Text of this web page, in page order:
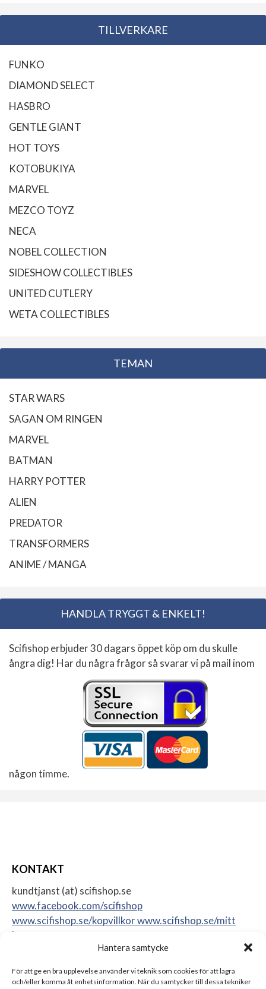
Hantera samtycke
För att ge en bra upplevelse använder vi teknik som cookies för att lagra
och/eller komma åt enhetsinformation. När du samtycker till dessa tekniker
TILLVERKARE
FUNKO
DIAMOND SELECT
HASBRO
GENTLE GIANT
HOT TOYS
KOTOBUKIYA
MARVEL
MEZCO TOYZ
NECA
NOBEL COLLECTION
SIDESHOW COLLECTIBLES
UNITED CUTLERY
WETA COLLECTIBLES
TEMAN
STAR WARS
SAGAN OM RINGEN
MARVEL
BATMAN
HARRY POTTER
ALIEN
PREDATOR
TRANSFORMERS
ANIME / MANGA
HANDLA TRYGGT & ENKELT!
Scifishop erbjuder 30 dagars öppet köp om du skulle
ångra dig! Har du några frågor så svarar vi på mail inom
någon timme.
KONTAKT
kundtjanst (at) scifishop.se
www.facebook.com/scifishop
www.scifishop.se/kopvillkorwww.scifishop.se/mitt
konto
Sweden